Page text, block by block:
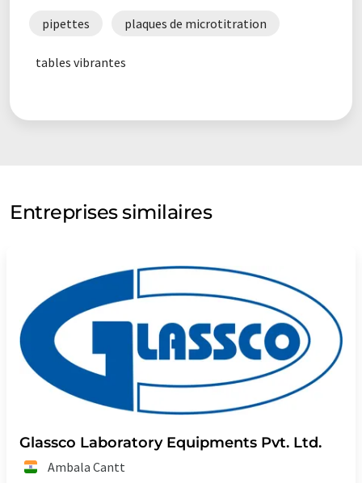
pipettes plaques de microtitration
tables vibrantes
Entreprises similaires
Glassco Laboratory Equipments Pvt. Ltd.
Ambala Cantt